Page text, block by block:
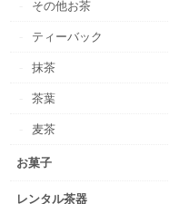
その他お茶
ティーバック
抹茶
茶葉
麦茶
お菓子
レンタル茶器